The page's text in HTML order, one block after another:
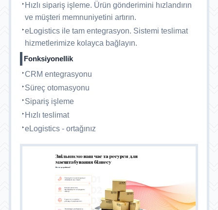
Hızlı sipariş işleme. Ürün gönderimini hızlandırın
ve müşteri memnuniyetini artırın.
eLogistics ile tam entegrasyon. Sistemi teslimat
hizmetlerimize kolayca bağlayın.
Fonksiyonellik
CRM entegrasyonu
Süreç otomasyonu
Sipariş işleme
Hızlı teslimat
eLogistics - ortağınız